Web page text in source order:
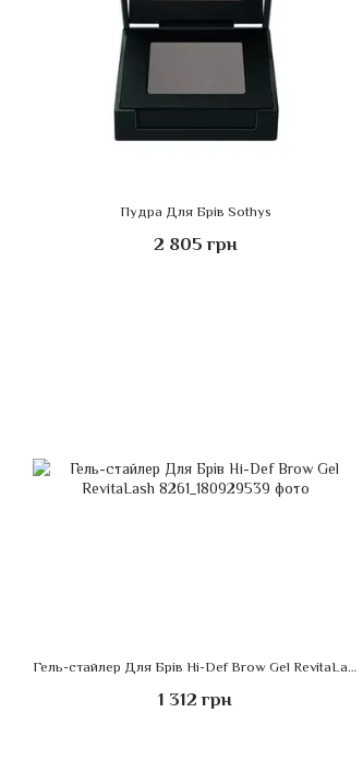
Пудра Для Брів Sothys
2 805 грн
Гель-стайлер Для Брів Hi-Def Brow Gel RevitaLash
1 312 грн